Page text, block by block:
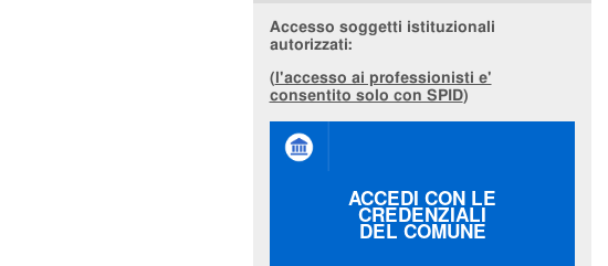
Accesso soggetti istituzionali
autorizzati:
( l'accesso ai professionisti e'
consentito solo con SPID)
ACCEDI CON LE
CREDENZIALI
DEL COMUNE